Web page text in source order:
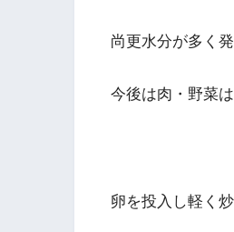
尚更水分が多く
今後は肉・野菜
卵を投入し軽く